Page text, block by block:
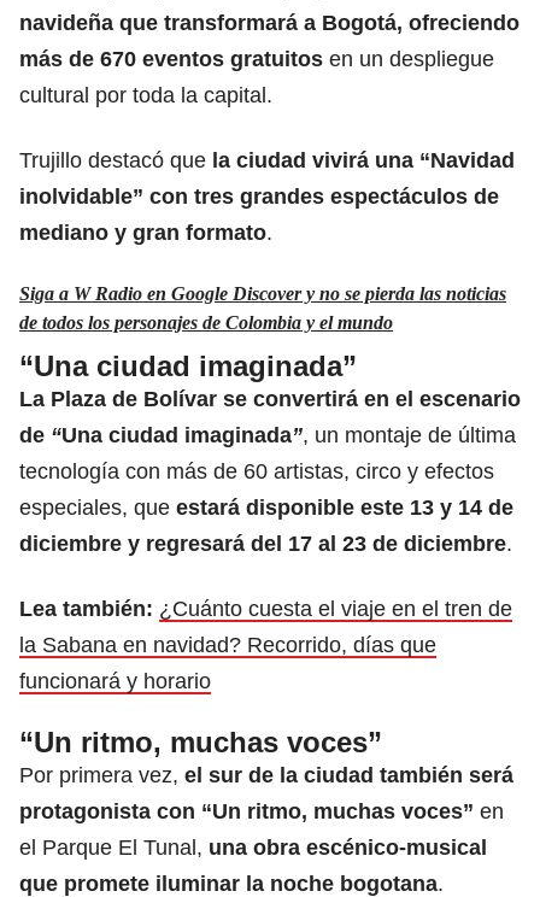
navideña que transformará a Bogotá, ofreciendo
más de 670 eventos gratuitos en un despliegue
cultural por toda la capital.​
Trujillo destacó que la ciudad vivirá una “Navidad
inolvidable” con tres grandes espectáculos de
mediano y gran formato.
Siga a W Radio en Google Discover y no se pierda las noticias
de todos los personajes de Colombia y el mundo
“Una ciudad imaginada”
La Plaza de Bolívar se convertirá en el escenario
de “Una ciudad imaginada”, un montaje de última
tecnología con más de 60 artistas, circo y efectos
especiales, que estará disponible este 13 y 14 de
diciembre y regresará del 17 al 23 de diciembre.
Lea también: ¿Cuánto cuesta el viaje en el tren de
la Sabana en navidad? Recorrido, días que
funcionará y horario
“Un ritmo, muchas voces”
Por primera vez, el sur de la ciudad también será
protagonista con “Un ritmo, muchas voces” en
el Parque El Tunal, una obra escénico-musical
que promete iluminar la noche bogotana.​